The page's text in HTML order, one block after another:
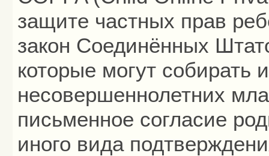
защите частных прав
закон Соединённых
которые могут
несовершеннолетних
письменное согласие
иного вида